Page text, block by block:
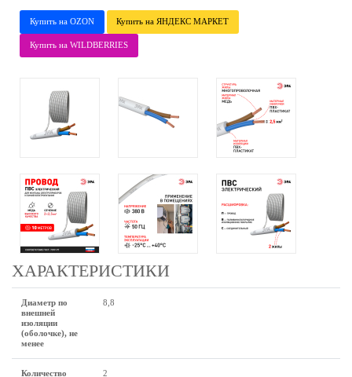
Купить на OZON Купить на ЯНДЕКС МАРКЕТ
Купить на WILDBERRIES
ХАРАКТЕРИСТИКИ
Диаметр по
внешней
изоляции
(оболочке), не
менее
8,8
Количество
2